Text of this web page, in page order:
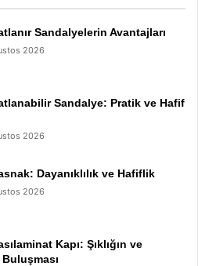
Sandalyelerin Avantajları
2026
Sandalye: Pratik ve Hafif
2026
Dayanıklılık ve Hafiflik
2026
Kapı: Şıklığın ve
Buluşması